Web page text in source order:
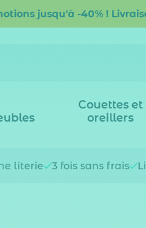
jusqu'à -40% !
Couettes et
oreillers
literie 3 fois sans frais